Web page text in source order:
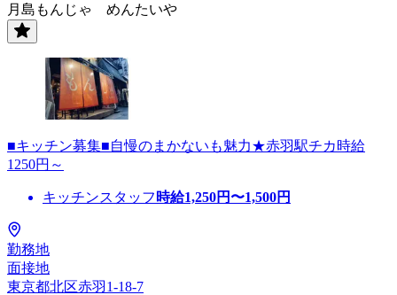
月島もんじゃ めんたいや
■キッチン募集■自慢のまかないも魅力★赤羽駅チカ時給
1250円～
キッチンスタッフ 時給1,250円〜1,500円
勤務地
面接地
東京都北区赤羽1-18-7